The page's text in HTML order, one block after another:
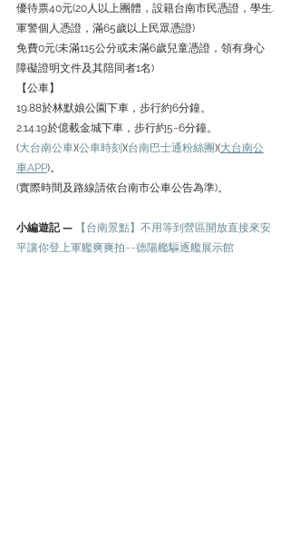
優待票40元(20人以上團體，設籍台南市民憑證，學生.
軍警個人憑證，滿65歲以上民眾憑證)
免費0元(未滿115公分或未滿6歲兒童憑證，領有身心
障礙證明文件及其陪同者1名)
【公車】
19.88於林默娘公園下車，步行約6分鐘。
2.14.19於億載金城下車，步行約5~6分鐘。
(大台南公車)(公車時刻)(台南巴士通粉絲團)(大台南公
車APP)。
(實際時間及路線請依台南市公車公告為準)。
小編遊記 —
【台南景點】不用等到營區開放直接來安
平讓你登上軍艦爽爽拍~~德陽艦驅逐艦展示館